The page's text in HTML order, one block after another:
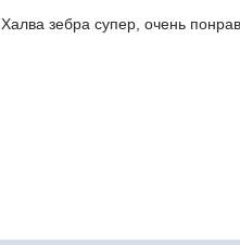
Халва зебра супер, очень